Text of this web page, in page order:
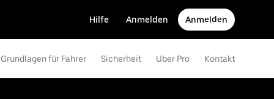
Hilfe Anmelden Anmelden
Grundlagen für Fahrer Sicherheit Uber Pro Kontakt